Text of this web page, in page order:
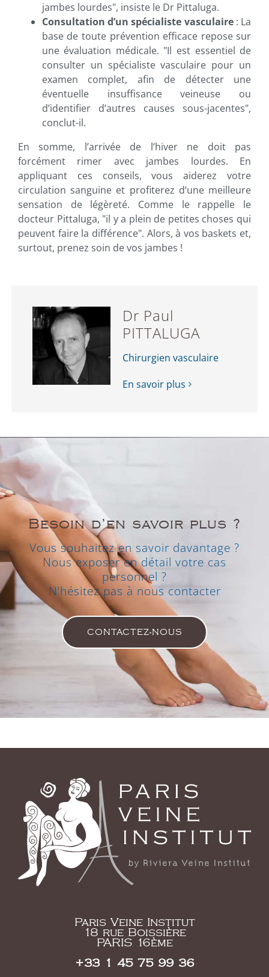
jambes lourdes", insiste le Dr Pittaluga.
Consultation d’un spécialiste vasculaire: La
base de toute prévention efficace repose sur
une évaluation médicale. "Il est essentiel de
consulter un spécialiste vasculaire pour un
examen complet, afin de détecter une
éventuelle insuffisance veineuse ou
d’identifier d’autres causes sous-jacentes",
conclut-il.
En somme, l’arrivée de l’hiver ne doit pas
forcément rimer avec jambes lourdes. En
appliquant ces conseils, vous aiderez votre
circulation sanguine et profiterez d’une meilleure
sensation de légèreté. Comme le rappelle le
docteur Pittaluga, "il y a plein de petites choses qui
peuvent faire la différence". Alors, à vos baskets et,
surtout, prenez soin de vos jambes !
Dr Paul
PITTALUGA
Chirurgien vasculaire
En savoir plus
Besoin d’en savoir plus ?
Vous souhaitez en savoir davantage ?
Nous exposer en détail votre cas
personnel ?
N’hésitez pas à nous contacter
CONTACTEZ-NOUS
Paris Veine Institut
18 rue Boissière
PARIS 16ème
+33 1 45 75 99 36